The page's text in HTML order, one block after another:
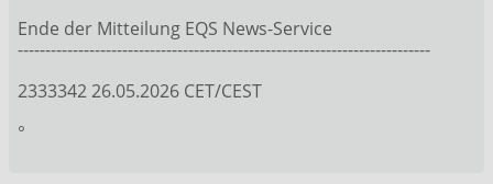
Ende der Mitteilung EQS News-Service
---------------------------------------------------------------------------
2333342 26.05.2026 CET/CEST
°